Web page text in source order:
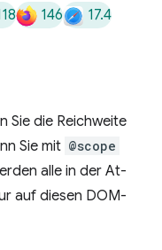
146 17.4
Sie die Reichweite
Sie mit @scope
alle in der At-
auf diesen DOM-